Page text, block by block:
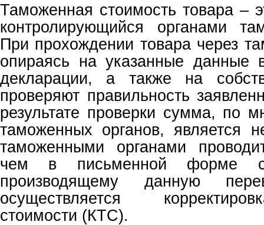
Таможенная стоимость товара –
контролирующийся органами
При прохождении товара через
опираясь на указанные данные
декларации, а также на
проверяют правильность
результате проверки сумма, по
таможенных органов, является
таможенными органами
чем в письменной форме
производящему данную
осуществляется
стоимости (КТС).